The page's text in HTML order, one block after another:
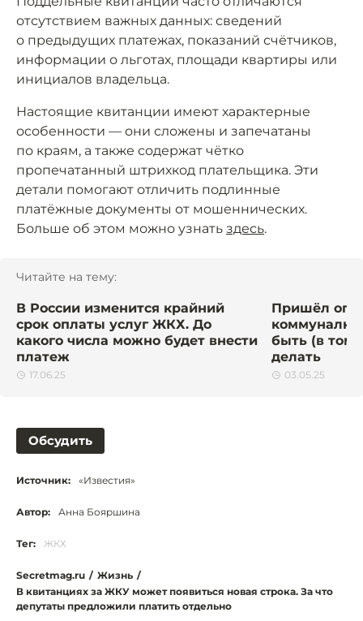
отсутствием важных данных: сведений
о предыдущих платежах, показаний счётчиков,
информации о льготах, площади квартиры или
инициалов владельца.
Настоящие квитанции имеют характерные
особенности — они сложены и запечатаны
по краям, а также содержат чётко
пропечатанный штрихкод плательщика. Эти
детали помогают отличить подлинные
платёжные документы от мошеннических.
Больше об этом можно узнать здесь.
Читайте на тему:
В России изменится крайний
срок оплаты услуг ЖКХ. До
какого числа можно будет внести
платеж
17.06.25
Пришёл
быть (в том
делать
03.05.25
Обсудить
Источник: «Известия»
Автор: Анна Бояршина
Тег: ЖКХ
Secretmag.ru / Жизнь /
В квитанциях за ЖКУ может появиться новая строка. За что
депутаты предложили платить отдельно